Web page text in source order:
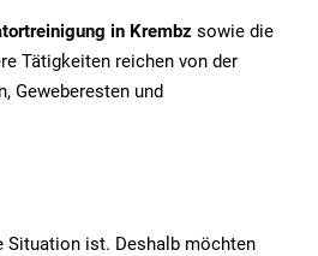
in Krembz sowie die
Tätigkeiten reichen von der
Geweberesten und
Situation ist. Deshalb möchten